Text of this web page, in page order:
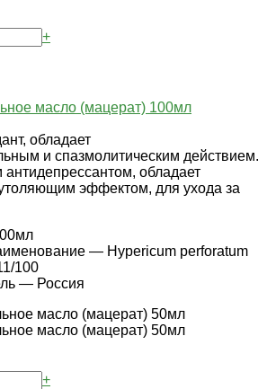
+
масло (мацерат) 100мл
обладает
и спазмолитическим действием.
обладает
эффектом, для ухода за
— Hypericum perforatum
100
— Россия
+